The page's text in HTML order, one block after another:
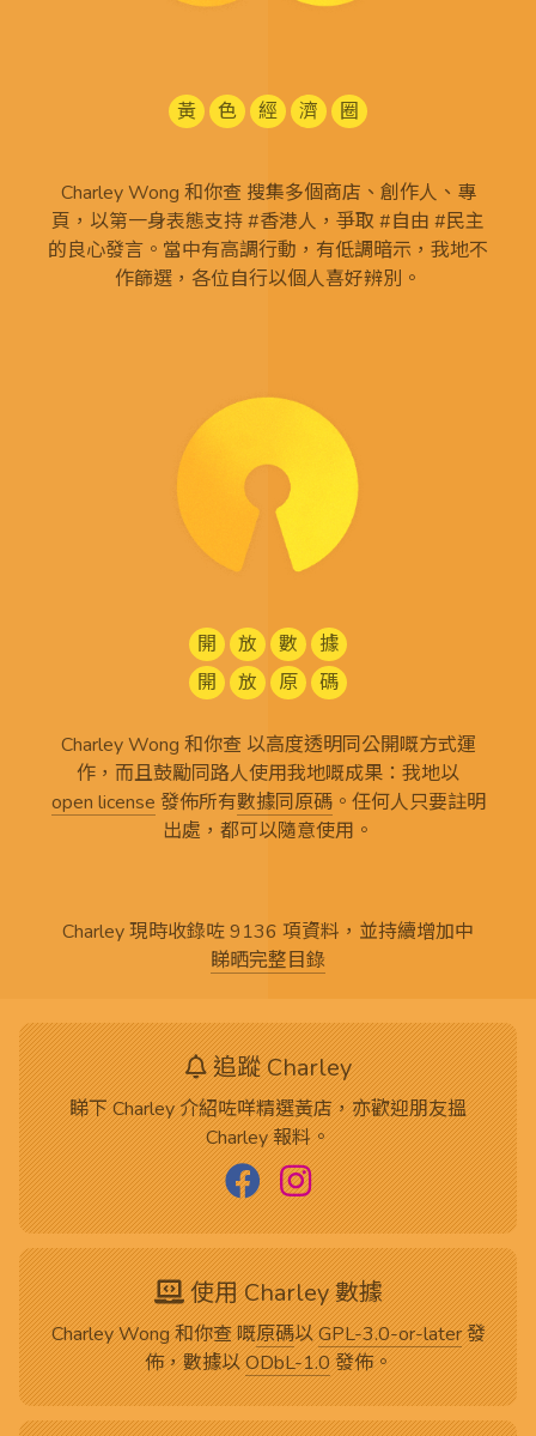
黃 色 經 濟 圈
Charley Wong 和你查 搜集多個商店、創作人、專
頁，以第一身表態支持 #香港人，爭取 #自由 #民主
的良心發言。當中有高調行動，有低調暗示，我地不
作篩選，各位自行以個人喜好辨別。
開 放 數
據
開
放 原 碼
Charley Wong 和你查 以高度透明同公開嘅方式運
作，而且鼓勵同路人使用我地嘅成果：我地以
open license 發佈所有數據同原碼。任何人只要註明
出處，都可以隨意使用。
Charley 現時收錄咗 9136 項資料，並持續增加中
睇晒完整目錄
追蹤 Charley
睇下 Charley 介紹咗咩精選黃店，亦歡迎朋友搵
Charley 報料。
使用 Charley 數據
Charley Wong 和你查 嘅原碼以GPL-3.0-or-later發
佈，數據以ODbL-1.0發佈。